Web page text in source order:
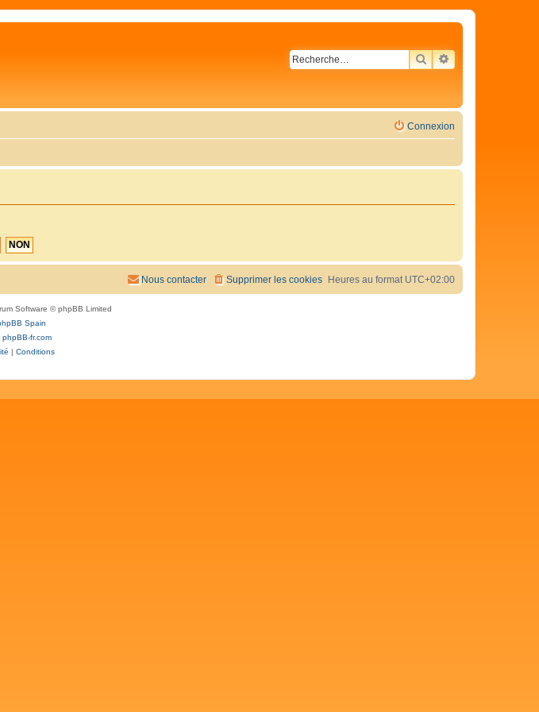
RECHERCHER
RECHERCHE
Connexion
Heures au format UTC+02:00
Supprimer les cookies
Nous contacter
Software © phpBB Limited
Spain
phpBB-fr.com
| Conditions